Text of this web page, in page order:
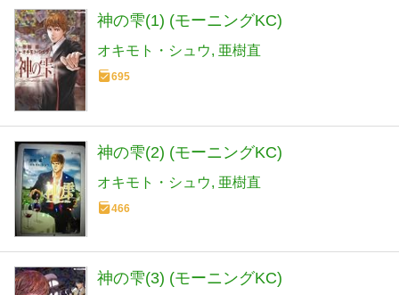
神の雫(1) (モーニングKC)
オキモト・シュウ 亜樹直
695
神の雫(2) (モーニングKC)
オキモト・シュウ 亜樹直
466
神の雫(3) (モーニングKC)